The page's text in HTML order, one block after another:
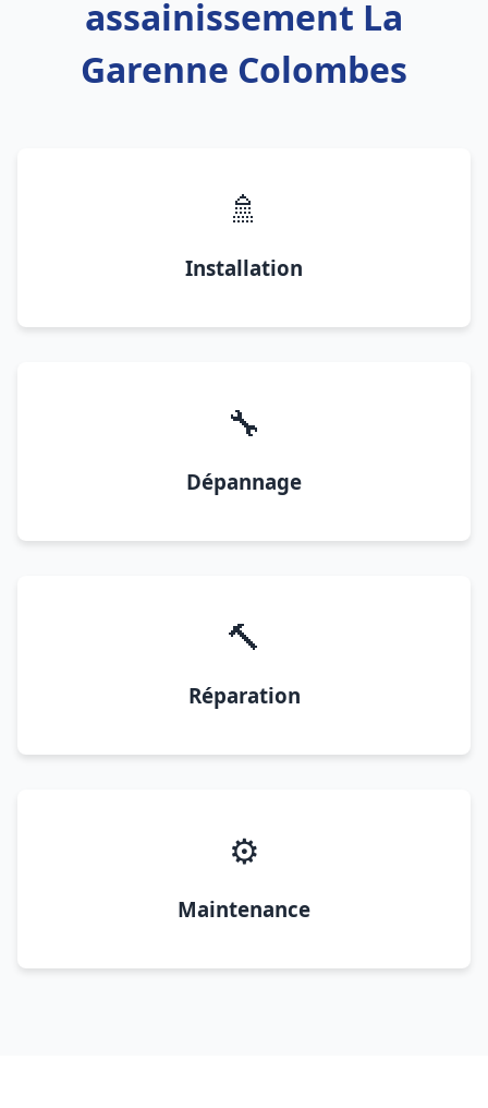
assainissement La
Garenne Colombes
🚿
Installation
🔧
Dépannage
🔨
Réparation
⚙️
Maintenance